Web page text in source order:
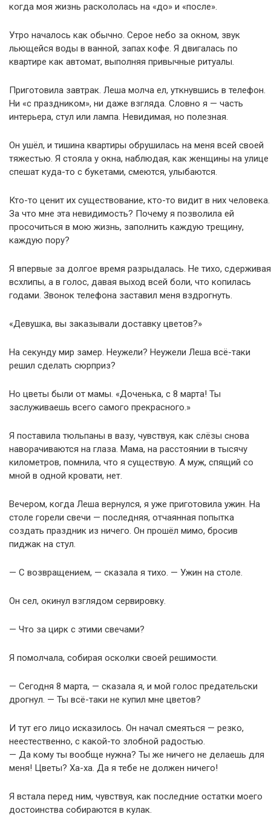
когда моя жизнь раскололась на «до» и «после».
Утро началось как обычно. Серое небо за окном, звук
льющейся воды в ванной, запах кофе. Я двигалась по
квартире как автомат, выполняя привычные ритуалы.
Приготовила завтрак. Леша молча ел, уткнувшись в телефон.
Ни «с праздником», ни даже взгляда. Словно я — часть
интерьера, стул или лампа. Невидимая, но полезная.
Он ушёл, и тишина квартиры обрушилась на меня всей своей
тяжестью. Я стояла у окна, наблюдая, как женщины на улице
спешат куда-то с букетами, смеются, улыбаются.
Кто-то ценит их существование, кто-то видит в них человека.
За что мне эта невидимость? Почему я позволила ей
просочиться в мою жизнь, заполнить каждую трещину,
каждую пору?
Я впервые за долгое время разрыдалась. Не тихо, сдерживая
всхлипы, а в голос, давая выход всей боли, что копилась
годами. Звонок телефона заставил меня вздрогнуть.
«Девушка, вы заказывали доставку цветов?»
На секунду мир замер. Неужели? Неужели Леша всё-таки
решил сделать сюрприз?
Но цветы были от мамы. «Доченька, с 8 марта! Ты
заслуживаешь всего самого прекрасного.»
Я поставила тюльпаны в вазу, чувствуя, как слёзы снова
наворачиваются на глаза. Мама, на расстоянии в тысячу
километров, помнила, что я существую. А муж, спящий со
мной в одной кровати, нет.
Вечером, когда Леша вернулся, я уже приготовила ужин. На
столе горели свечи — последняя, отчаянная попытка
создать праздник из ничего. Он прошёл мимо, бросив
пиджак на стул.
— С возвращением, — сказала я тихо. — Ужин на столе.
Он сел, окинул взглядом сервировку.
— Что за цирк с этими свечами?
Я помолчала, собирая осколки своей решимости.
— Сегодня 8 марта, — сказала я, и мой голос предательски
дрогнул. — Ты всё-таки не купил мне цветов?
И тут его лицо исказилось. Он начал смеяться — резко,
неестественно, с какой-то злобной радостью.
— Да кому ты вообще нужна? Ты же ничего не делаешь для
меня! Цветы? Ха-ха. Да я тебе не должен ничего!
Я встала перед ним, чувствуя, как последние остатки моего
достоинства собираются в кулак.